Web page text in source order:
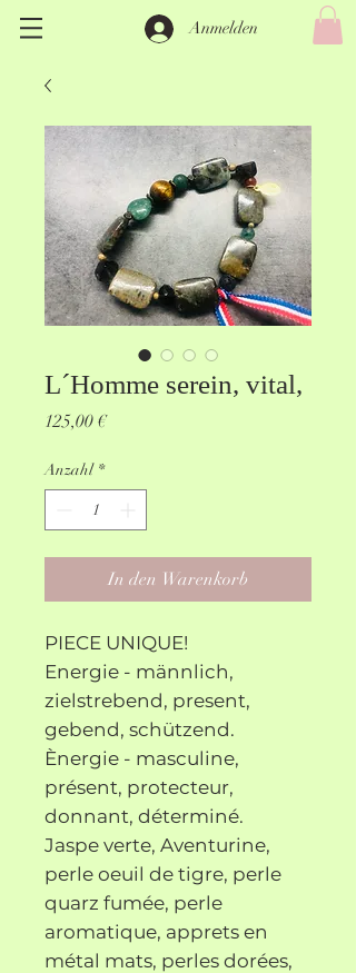
Anmelden
L´Homme serein, vital,
125,00 €Preis
Anzahl *
In den Warenkorb
PIECE UNIQUE!
Energie - männlich,
zielstrebend, present,
gebend, schützend.
Ènergie - masculine,
présent, protecteur,
donnant, déterminé.
Jaspe verte, Aventurine,
perle oeuil de tigre, perle
quarz fumée, perle
aromatique, apprets en
métal mats, perles dorées,